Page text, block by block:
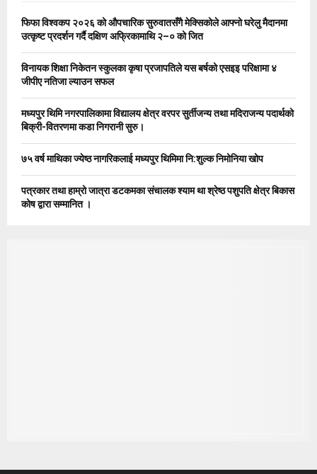
o
r
फिफा विश्वकप २०२६ को औपचारिक सुरुवातसँगै मेक्सिकोले आफ्नो घरेलु मैदानमा
उत्कृष्ट प्रदर्शन गर्दै दक्षिण अफ्रिकामाथि २–० को जित
विनायक शिक्षा निकेतन स्कुलका कृषा प्रजापतिले यस बर्षको एसइइ परिक्षामा ४
जीपीए नतिजा ल्याउन सफल
मध्यपुर थिमि नगरपालिकामा विद्यालय क्षेत्र वरपर सुर्तीजन्य तथा मदिराजन्य पदार्थको
बिक्री-वितरणमा कडा निगरानी सुरु।
७५ वर्ष माथिका ज्येष्ठ नागरिकलाई मध्यपुर थिमिमा नि:शुल्क निमोनिया खोप
पत्रकार तथा हाम्रो जात्रा डटकमका संचालक श्याम था श्रेष्ठ पशुपति क्षेत्र बिकास
कोष द्वारा सम्मानित ।